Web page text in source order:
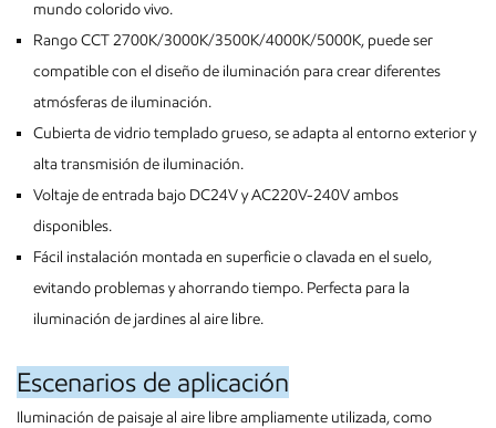
mundo colorido vivo.
Rango CCT 2700K/3000K/3500K/4000K/5000K, puede ser
compatible con el diseño de iluminación para crear diferentes
atmósferas de iluminación.
Cubierta de vidrio templado grueso, se adapta al entorno exterior y
alta transmisión de iluminación.
Voltaje de entrada bajo DC24V y AC220V-240V ambos
disponibles.
Fácil instalación montada en superficie o clavada en el suelo,
evitando problemas y ahorrando tiempo. Perfecta para la
iluminación de jardines al aire libre.
Escenarios de aplicación
Iluminación de paisaje al aire libre ampliamente utilizada, como